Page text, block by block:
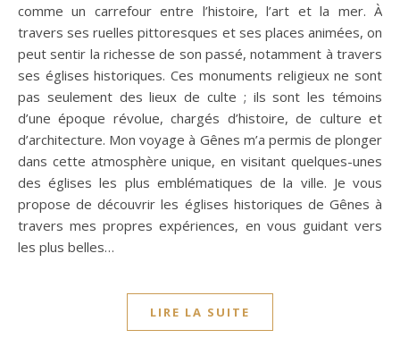
comme un carrefour entre l’histoire, l’art et la mer. À
travers ses ruelles pittoresques et ses places animées, on
peut sentir la richesse de son passé, notamment à travers
ses églises historiques. Ces monuments religieux ne sont
pas seulement des lieux de culte ; ils sont les témoins
d’une époque révolue, chargés d’histoire, de culture et
d’architecture. Mon voyage à Gênes m’a permis de plonger
dans cette atmosphère unique, en visitant quelques-unes
des églises les plus emblématiques de la ville. Je vous
propose de découvrir les églises historiques de Gênes à
travers mes propres expériences, en vous guidant vers
les plus belles…
LIRE LA SUITE